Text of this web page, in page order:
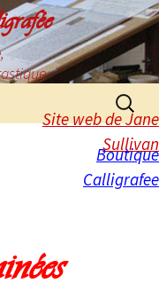
Site web de Jane
Sullivan
Boutique
Calligrafee